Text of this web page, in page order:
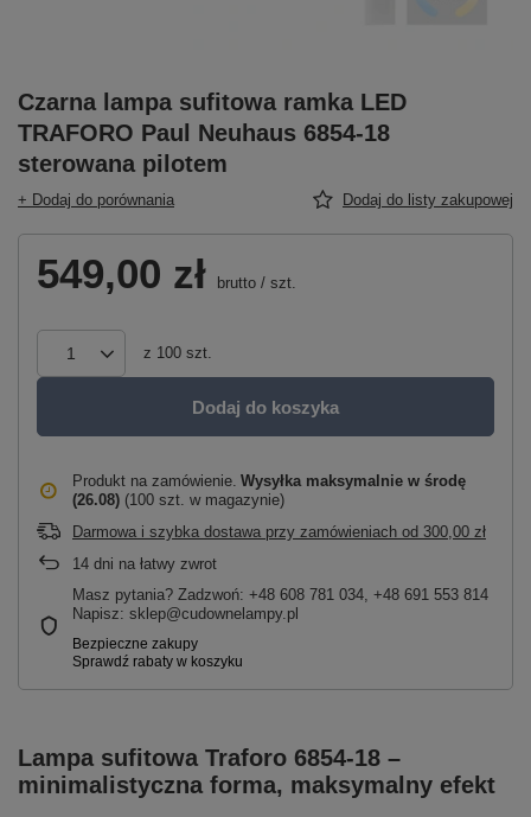
Czarna lampa sufitowa ramka LED
TRAFORO Paul Neuhaus 6854-18
sterowana pilotem
+ Dodaj do porównania Dodaj do listy zakupowej
549,00 zł brutto / szt.
z 100 szt.
Dodaj do koszyka
Produkt na zamówienie Wysyłka maksymalnie w środę
(26.08) (100 szt. w magazynie)
Darmowa i szybka dostawa przy zamówieniach od 300,00 zł
14 dni na łatwy zwrot
Masz pytania? Zadzwoń: +48 608 781 034, +48 691 553 814
Napisz: sklep@cudownelampy.pl
Lampa sufitowa Traforo 6854-18 –
minimalistyczna forma, maksymalny efekt